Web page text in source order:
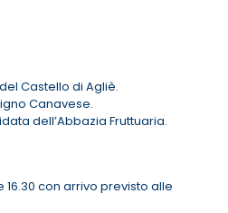
Castello di Agliè.
Canavese.
dell’Abbazia Fruttuaria.
con arrivo previsto alle